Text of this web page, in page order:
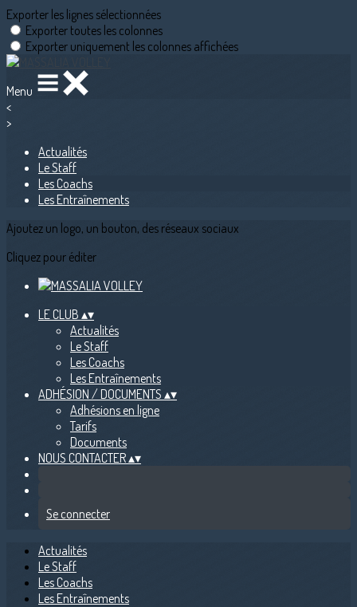
Exporter les lignes sélectionnées
Exporter toutes les colonnes
Exporter uniquement les colonnes affichées
Menu
<
>
Actualités
Le Staff
Les Coachs
Les Entraînements
Ajoutez un logo, un bouton, des réseaux sociaux
Cliquez pour éditer
LE CLUB ▴▾
Actualités
Le Staff
Les Coachs
Les Entraînements
ADHÉSION / DOCUMENTS ▴▾
Adhésions en ligne
Tarifs
Documents
NOUS CONTACTER▴▾
Se connecter
Actualités
Le Staff
Les Coachs
Les Entraînements